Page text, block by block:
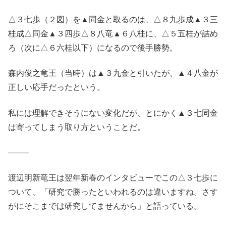
△３七歩（２図）を▲同金と取るのは、△８九歩成▲３三
桂成△同金▲３四歩△８八竜▲６八桂に、△５五桂が詰め
ろ（次に△６六桂以下）になるので後手勝勢。
森内俊之竜王（当時）は▲３九金と引いたが、▲４八金が
正しい応手だったという。
私には理解できそうにない変化だが、とにかく▲３七同金
は寄ってしまう取り方ということだ。
——–
渡辺明新竜王は翌年新春のインタビューでこの△３七歩に
ついて、「研究で勝ったといわれるのは違いますね。さす
がにそこまでは研究してませんから」と語っている。